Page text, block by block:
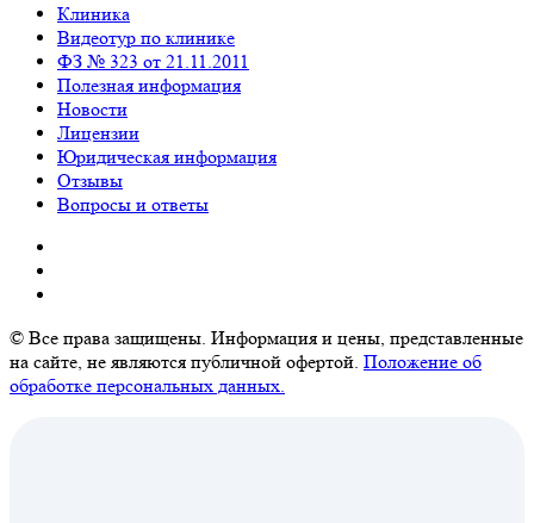
Клиника
Видеотур по клинике
ФЗ № 323 от 21.11.2011
Полезная информация
Новости
Лицензии
Юридическая информация
Отзывы
Вопросы и ответы
© Все права защищены. Информация и цены, представленные
на сайте, не являются публичной офертой. Положение об
обработке персональных данных.